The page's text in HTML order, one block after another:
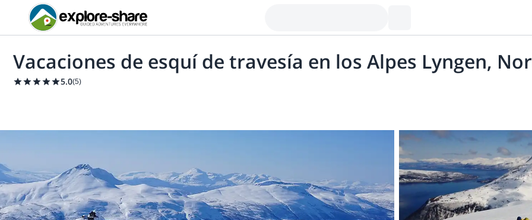
Vacaciones de esquí de travesía en los Alpes Lyngen,
5.0(5)